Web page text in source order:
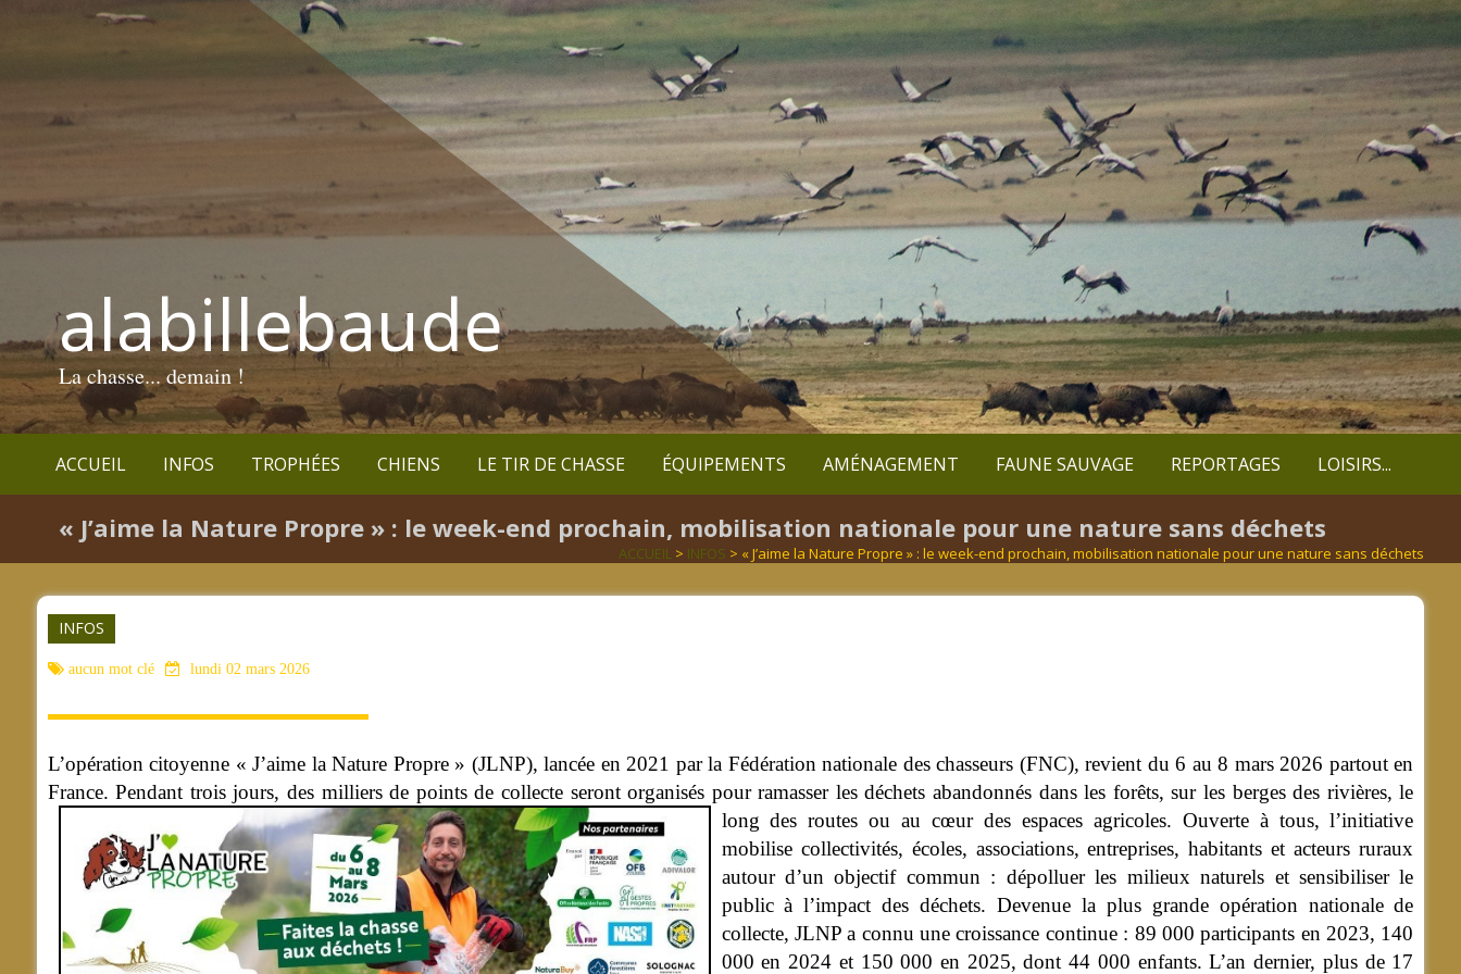
alabillebaude
La chasse... demain !
ACCUEIL INFOS TROPHÉES CHIENS LE TIR DE CHASSE ÉQUIPEMENTS AMÉNAGEMENT FAUNE SAUVAGE REPORTAGES LOISIRS...
« J’aime la Nature Propre » : le week-end prochain, mobilisation nationale pour une nature sans déchets
ACCUEIL > INFOS > « J’aime la Nature Propre » : le week-end prochain, mobilisation nationale pour une nature sans déchets
INFOS
aucun mot clé lundi 02 mars 2026
L’opération citoyenne « J’aime la Nature Propre » (JLNP), lancée en 2021 par la Fédération nationale des chasseurs (FNC), revient du 6 au 8 mars 2026 partout en
France. Pendant trois jours, des milliers de points de collecte seront organisés pour ramasser les déchets abandonnés dans les forêts, sur les berges des rivières, le
long des routes ou au cœur des espaces agricoles. Ouverte à tous, l’initiative
mobilise collectivités, écoles, associations, entreprises, habitants et acteurs ruraux
autour d’un objectif commun : dépolluer les milieux naturels et sensibiliser le
public à l’impact des déchets. Devenue la plus grande opération nationale de
collecte, JLNP a connu une croissance continue : 89 000 participants en 2023, 140
000 en 2024 et 150 000 en 2025, dont 44 000 enfants. L’an dernier, plus de 17